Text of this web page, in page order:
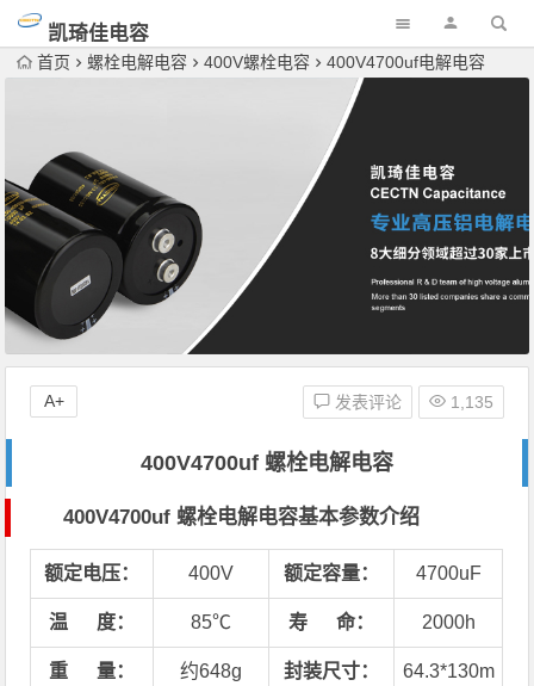
凯琦佳电容
首页 螺栓电解电容 400V螺栓电容 400V4700uf电解电容
发表评论 1,135
A+
400V4700uf 螺栓电解电容
400V4700uf 螺栓电解电容基本参数介绍
额定电压： 400V 额定容量： 4700uF
温 度： 85℃ 寿 命： 2000h
重 量： 约648g 封装尺寸：
64.3*130m